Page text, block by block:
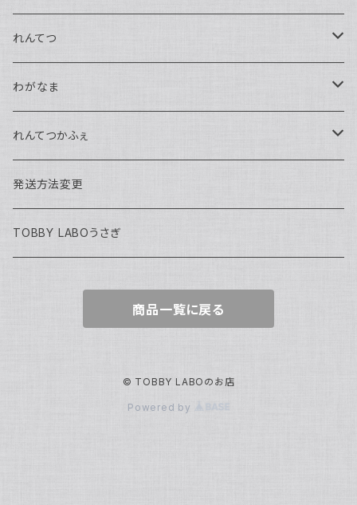
れんてつ
馬鉄かもめ生誕祭2026
れんてつ関西遠征2026
濱口ハンナ
軌条あさま
れんてつ新衣装獲得の試練2026
濱口ハンナ生誕祭2026
わがなま
チェキ
2026年迎える
わがなまワンマン
れんてつかふぇ
ハロウィン2025
まるよ生誕2026
発送方法変更
TOBBY LABOうさぎ
商品一覧に戻る
© TOBBY LABOのお店
Powered by